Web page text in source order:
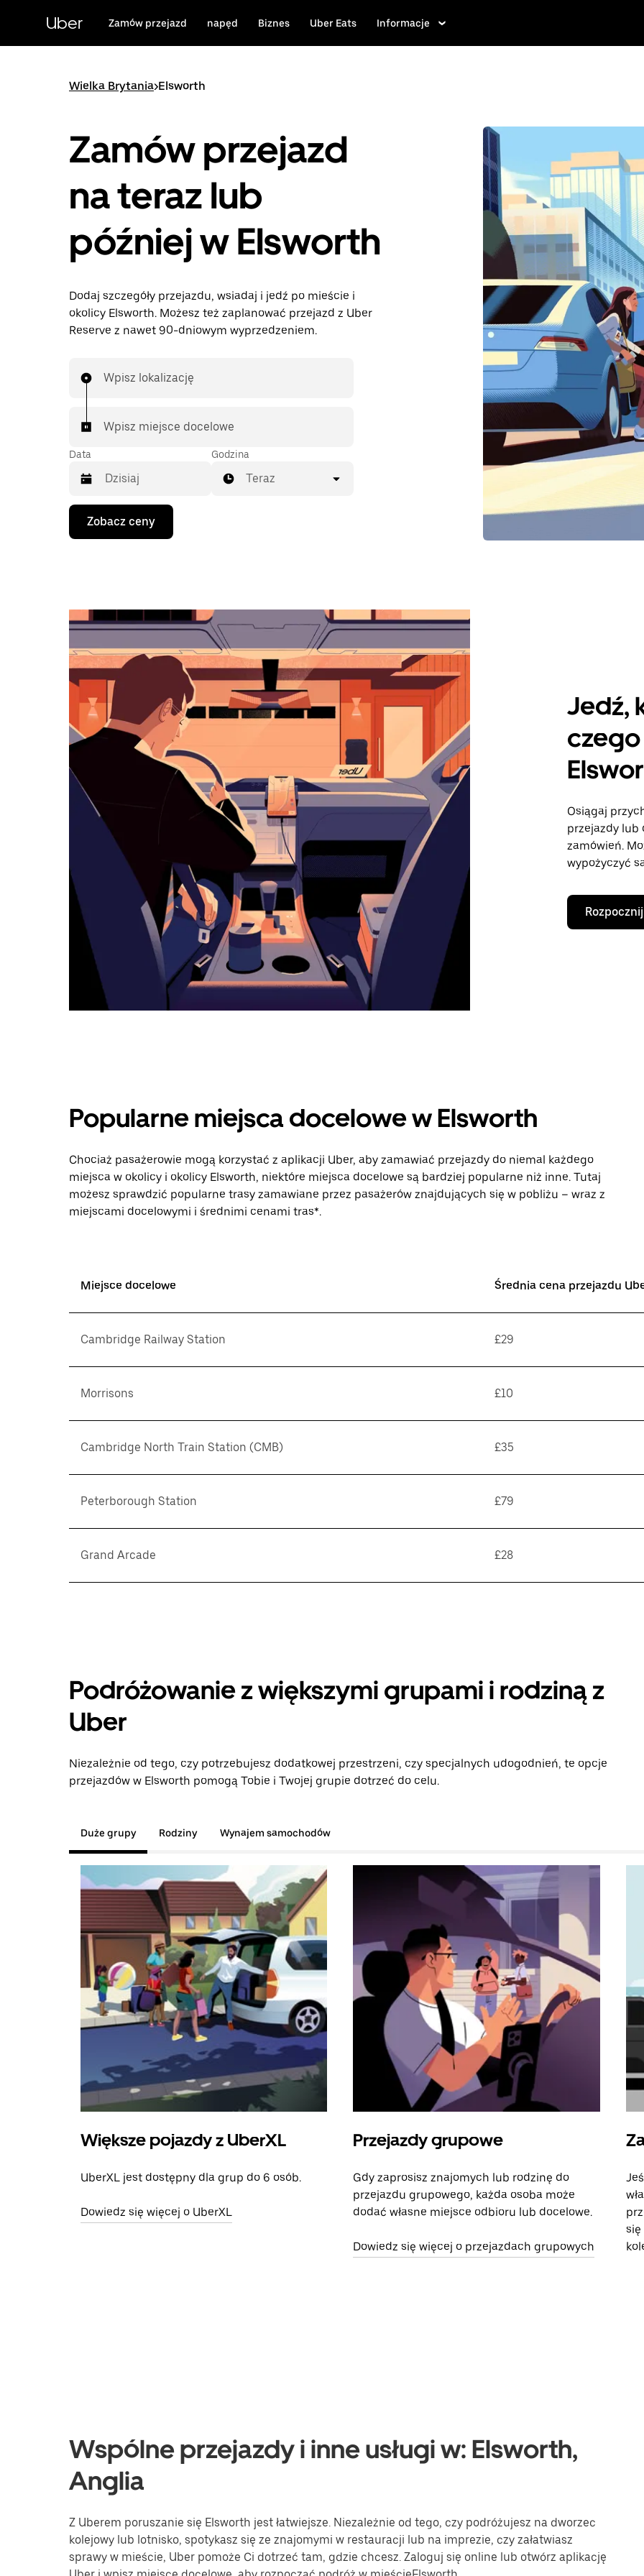
zawartości
Uber Zamów przejazd napęd Biznes Uber Eats Informacje
Wielka Brytania>Elsworth
Zamów przejazd
na teraz lub
później w Elsworth
Dodaj szczegóły przejazdu, wsiadaj i jedź po mieście i
okolicy Elsworth. Możesz też zaplanować przejazd z Uber
Reserve z nawet 90-dniowym wyprzedzeniem.
Wpisz lokalizację
Wpisz miejsce docelowe
Data
Naciśnij
klawisz
strzałki
i wybrać
datę.
klawisz
„Escape”,
aby
zamknąć
kalendarz.
Godzina
Teraz
Zobacz ceny
Jedź,
Osiągaj
przejazdy lub
zamówień.
wypożyczyć
Rozpocznij
Popularne miejsca docelowe w Elsworth
Chociaż pasażerowie mogą korzystać z aplikacji Uber, aby zamawiać przejazdy do niemal każdego
miejsca w okolicy i okolicy Elsworth, niektóre miejsca docelowe są bardziej popularne niż inne. Tutaj
możesz sprawdzić popularne trasy zamawiane przez pasażerów znajdujących się w pobliżu – wraz z
miejscami docelowymi i średnimi cenami tras*.
Miejsce docelowe Średnia cena przejazdu
Cambridge Railway Station £29
Morrisons £10
Cambridge North Train Station (CMB) £35
Peterborough Station £79
Grand Arcade £28
Podróżowanie z większymi grupami i rodziną z
Uber
Niezależnie od tego, czy potrzebujesz dodatkowej przestrzeni, czy specjalnych udogodnień, te opcje
przejazdów w Elsworth pomogą Tobie i Twojej grupie dotrzeć do celu.
Duże grupy Rodziny Wynajem samochodów
Większe pojazdy z UberXL
UberXL jest dostępny dla grup do 6 osób.
Dowiedz się więcej o UberXL
Przejazdy grupowe
Gdy zaprosisz znajomych lub rodzinę do
przejazdu grupowego, każda osoba może
dodać własne miejsce odbioru lub docelowe.
Dowiedz się więcej o przejazdach grupowych
się
Wspólne przejazdy i inne usługi w: Elsworth,
Anglia
Z Uberem poruszanie się Elsworth jest łatwiejsze. Niezależnie od tego, czy podróżujesz na dworzec
kolejowy lub lotnisko, spotykasz się ze znajomymi w restauracji lub na imprezie, czy załatwiasz
sprawy w mieście, Uber pomoże Ci dotrzeć tam, gdzie chcesz. Zaloguj się online lub otwórz aplikację